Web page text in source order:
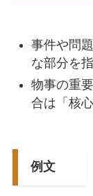
事件や問
な部分を
物事の重
合は「核
例文